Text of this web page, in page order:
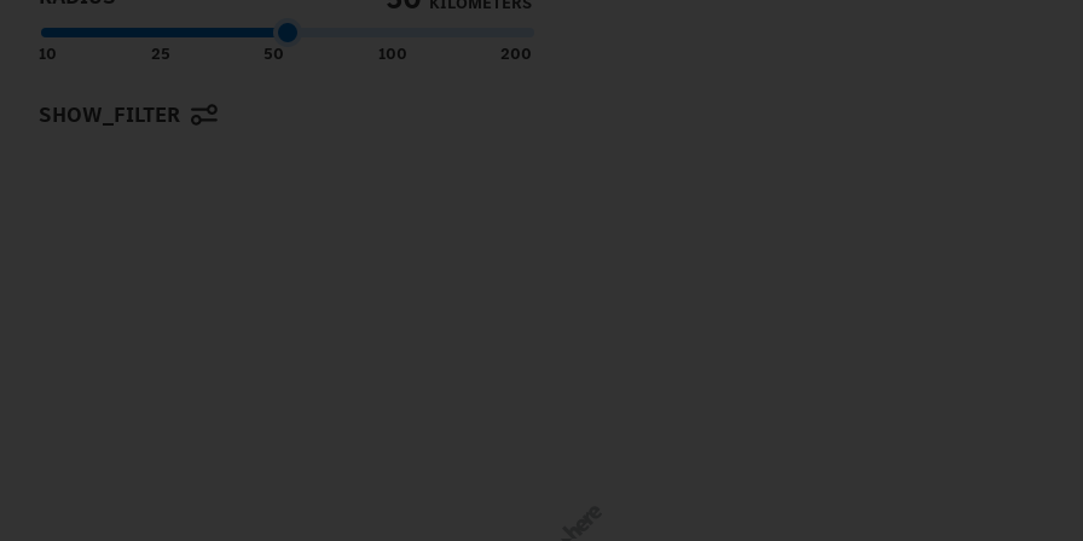
10 25 50 100 200
SHOW_FILTER